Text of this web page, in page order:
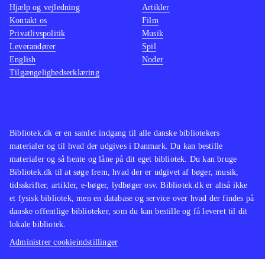
Bibliotek.dk er en samlet indgang til alle danske bibliotekers
materialer og til hvad der udgives i Danmark. Du kan bestille
materialer og så hente og låne på dit eget bibliotek. Du kan bruge
Bibliotek.dk til at søge frem, hvad der er udgivet af bøger, musik,
tidsskrifter, artikler, e-bøger, lydbøger osv. Bibliotek.dk er altså ikke
et fysisk bibliotek, men en database og service over hvad der findes på
danske offentlige biblioteker, som du kan bestille og få leveret til dit
lokale bibliotek.
Administrer cookieindstillinger
Hjælp og vejledning
Kontakt os
Privatlivspolitik
Leverandører
English
Tilgængelighedserklæring
Artikler
Film
Musik
Spil
Noder